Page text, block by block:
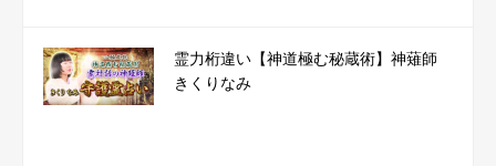
霊力桁違い【神道極む秘蔵術】神薙師
きくりなみ